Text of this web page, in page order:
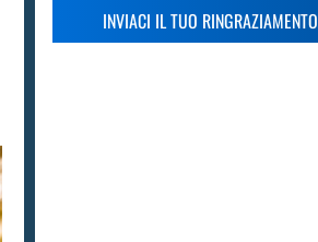
INVIACI IL TUO RINGRAZIAMENTO